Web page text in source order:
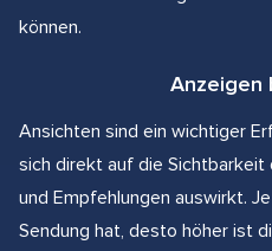
können.
Anzeigen
Ansichten sind ein wichtiger
sich direkt auf die Sichtbarkeit
und Empfehlungen auswirkt.
Sendung hat, desto höher ist